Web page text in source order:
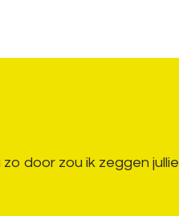
door zou ik zeggen jullie